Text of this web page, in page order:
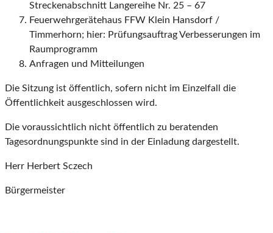
Streckenabschnitt Langereihe Nr. 25 – 67
Feuerwehrgerätehaus FFW Klein Hansdorf /
Timmerhorn; hier: Prüfungsauftrag Verbesserungen im
Raumprogramm
Anfragen und Mitteilungen
Die Sitzung ist öffentlich, sofern nicht im Einzelfall die
Öffentlichkeit ausgeschlossen wird.
Die voraussichtlich nicht öffentlich zu beratenden
Tagesordnungspunkte sind in der Einladung dargestellt.
Herr Herbert Sczech
Bürgermeister